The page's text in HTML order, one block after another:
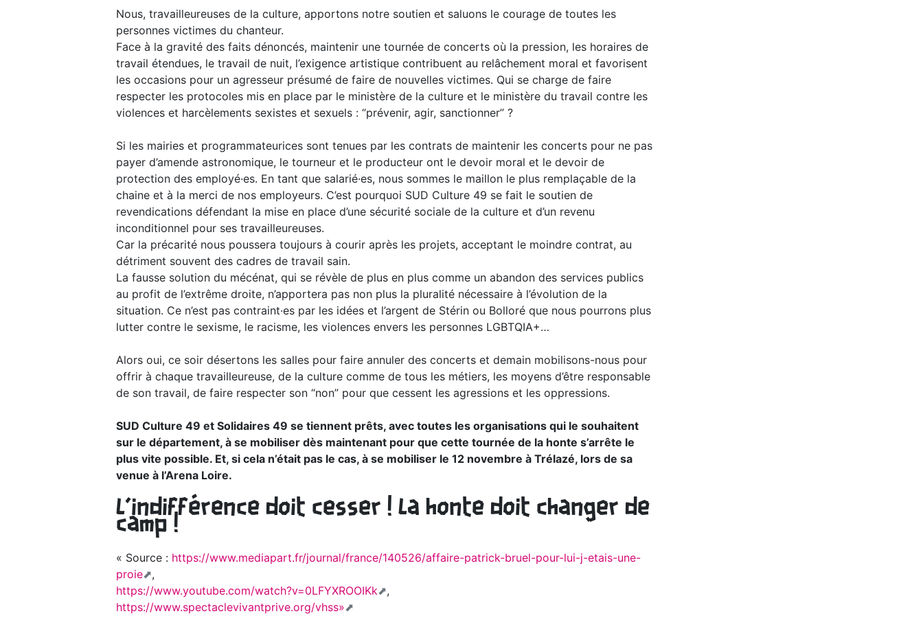
Nous, travailleureuses de la culture, apportons notre soutien et saluons le courage de toutes les
personnes victimes du chanteur.
Face à la gravité des faits dénoncés, maintenir une tournée de concerts où la pression, les horaires de
travail étendues, le travail de nuit, l’exigence artistique contribuent au relâchement moral et favorisent
les occasions pour un agresseur présumé de faire de nouvelles victimes. Qui se charge de faire
respecter les protocoles mis en place par le ministère de la culture et le ministère du travail contre les
violences et harcèlements sexistes et sexuels : “prévenir, agir, sanctionner” ?
Si les mairies et programmateurices sont tenues par les contrats de maintenir les concerts pour ne pas
payer d’amende astronomique, le tourneur et le producteur ont le devoir moral et le devoir de
protection des employé·es. En tant que salarié·es, nous sommes le maillon le plus remplaçable de la
chaine et à la merci de nos employeurs. C’est pourquoi SUD Culture 49 se fait le soutien de
revendications défendant la mise en place d’une sécurité sociale de la culture et d’un revenu
inconditionnel pour ses travailleureuses.
Car la précarité nous poussera toujours à courir après les projets, acceptant le moindre contrat, au
détriment souvent des cadres de travail sain.
La fausse solution du mécénat, qui se révèle de plus en plus comme un abandon des services publics
au profit de l’extrême droite, n’apportera pas non plus la pluralité nécessaire à l’évolution de la
situation. Ce n’est pas contraint·es par les idées et l’argent de Stérin ou Bolloré que nous pourrons plus
lutter contre le sexisme, le racisme, les violences envers les personnes LGBTQIA+…
Alors oui, ce soir désertons les salles pour faire annuler des concerts et demain mobilisons-nous pour
offrir à chaque travailleureuse, de la culture comme de tous les métiers, les moyens d’être responsable
de son travail, de faire respecter son “non” pour que cessent les agressions et les oppressions.
SUD Culture 49 et Solidaires 49 se tiennent prêts, avec toutes les organisations qui le souhaitent
sur le département, à se mobiliser dès maintenant pour que cette tournée de la honte s’arrête le
plus vite possible. Et, si cela n’était pas le cas, à se mobiliser le 12 novembre à Trélazé, lors de sa
venue à l’Arena Loire.
L’indifférence doit cesser ! La honte doit changer de
camp !
« Source : https://www.mediapart.fr/journal/france/140526/affaire-patrick-bruel-pour-lui-j-etais-une-
proie
,
https://www.youtube.com/watch?v=0LFYXROOIKk
,
https://www.spectaclevivantprive.org/vhss»